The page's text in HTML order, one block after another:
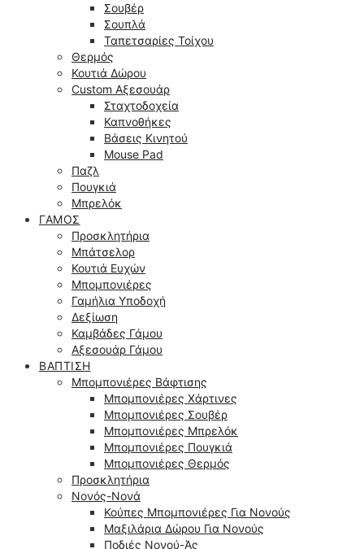
Σουβέρ
Σουπλά
Ταπετσαρίες Τοίχου
Θερμός
Κουτιά Δώρου
Custom Αξεσουάρ
Σταχτοδοχεία
Καπνοθήκες
Βάσεις Κινητού
Mouse Pad
Παζλ
Πουγκιά
Μπρελόκ
ΓΆΜΟΣ
Προσκλητήρια
Μπάτσελορ
Κουτιά Ευχών
Μπομπονιέρες
Γαμήλια Υποδοχή
Δεξίωση
Καμβάδες Γάμου
Αξεσουάρ Γάμου
ΒΆΠΤΙΣΗ
Μπομπονιέρες Βάφτισης
Μπομπονιέρες Χάρτινες
Μπομπονιέρες Σουβέρ
Μπομπονιέρες Μπρελόκ
Μπομπονιέρες Πουγκιά
Μπομπονιέρες Θερμός
Προσκλητήρια
Νονός-Νονά
Κούπες Μπομπονιέρες Για Νονούς
Μαξιλάρια Δώρου Για Νονούς
Ποδιές Νονού-Άς